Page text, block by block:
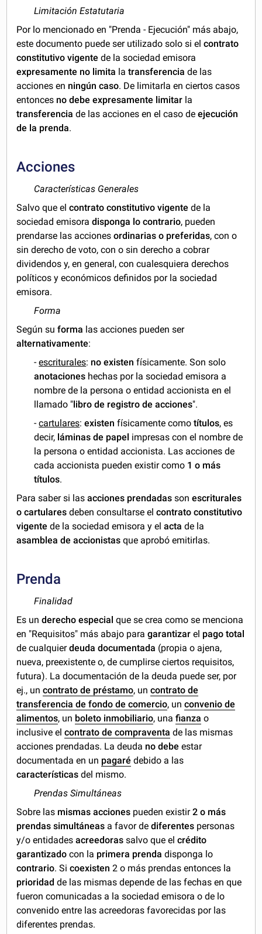
Limitación Estatutaria
Por lo mencionado en "Prenda - Ejecución" más abajo,
este documento puede ser utilizado solo si elcontrato
constitutivo vigente de la sociedad emisora
expresamente no limita latransferencia de las
acciones en ningún caso. De limitarla en ciertos casos
entonces no debe expresamente limitar la
transferencia de las acciones en el caso deejecución
de la prenda.
Acciones
Características Generales
Salvo que el contrato constitutivo vigentede la
sociedad emisora disponga lo contrario, pueden
prendarse las accionesordinarias o preferidas, con o
sin derecho de voto, con o sin derecho a cobrar
dividendos y, en general, con cualesquiera derechos
políticos y económicos definidos por la sociedad
emisora.
Forma
Según suforma las acciones pueden ser
alternativamente:
-escriturales: no existen físicamente. Son solo
anotaciones hechas por la sociedad emisora a
nombre de la persona o entidad accionista en el
llamado " libro de registro de acciones".
-cartulares:existen físicamente comotítulos, es
decir, láminas de papel impresas con el nombre de
la persona o entidad accionista. Las acciones de
cada accionista pueden existir como 1 o más
títulos.
Para saber si lasacciones prendadas sonescriturales
o cartulares deben consultarse elcontrato constitutivo
vigente de la sociedad emisora y elacta de la
asamblea de accionistas que aprobó emitirlas.
Prenda
Finalidad
Es underecho especial que se crea como se menciona
en "Requisitos" más abajo paragarantizar el pago total
de cualquierdeuda documentada (propia o ajena,
nueva, preexistente o, de cumplirse ciertos requisitos,
futura). La documentación de la deuda puede ser, por
ej., uncontrato de préstamo, uncontrato de
transferencia de fondo de comercio, unconvenio de
alimentos, un boleto inmobiliario, unafianza o
inclusive elcontrato de compraventa de las mismas
acciones prendadas. La deuda no debe estar
documentada en un pagaré debido a las
características del mismo.
Prendas Simultáneas
Sobre las mismas acciones pueden existir2 o más
prendas simultáneas a favor dediferentes personas
y/o entidades acreedoras salvo que elcrédito
garantizado con la primera prenda disponga lo
contrario. Sicoexisten 2 o más prendas entonces la
prioridadde las mismas depende de las fechas en que
fueron comunicadas a la sociedad emisora o de lo
convenido entre las acreedoras favorecidas por las
diferentes prendas.